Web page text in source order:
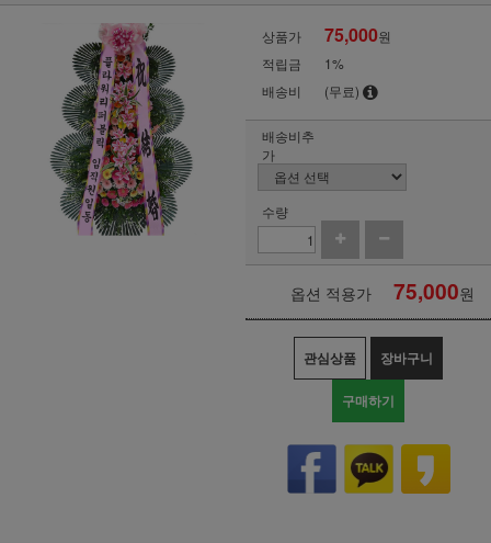
상품가 75,000원
적립금
1%
배송비
(무료)
배송비추
가
수량
옵션 적용가 75,000원
관심상품 장바구니
구매하기